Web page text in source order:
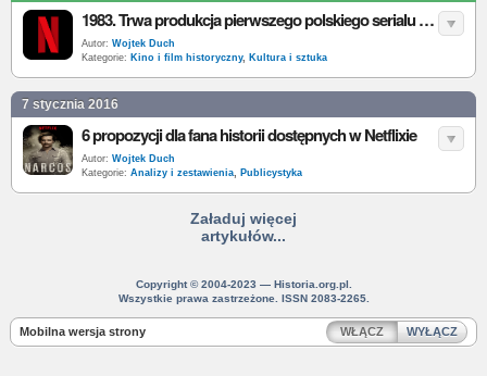
1983. Trwa produkcja pierwszego polskiego serialu oryginalnego Netflix
Autor: Wojtek Duch
Kategorie: Kino i film historyczny, Kultura i sztuka
7 stycznia 2016
6 propozycji dla fana historii dostępnych w Netflixie
Autor: Wojtek Duch
Kategorie: Analizy i zestawienia, Publicystyka
Załaduj więcej
artykułów...
Copyright © 2004-2023 — Historia.org.pl.
Wszystkie prawa zastrzeżone. ISSN 2083-2265.
Mobilna wersja strony WŁĄCZ WYŁĄCZ